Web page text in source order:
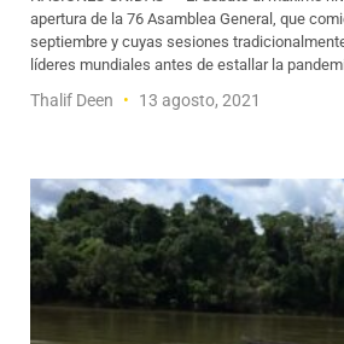
apertura de la 76 Asamblea General, que
septiembre y cuyas sesiones
líderes mundiales antes de estallar la
Thalif Deen 13 agosto, 2021